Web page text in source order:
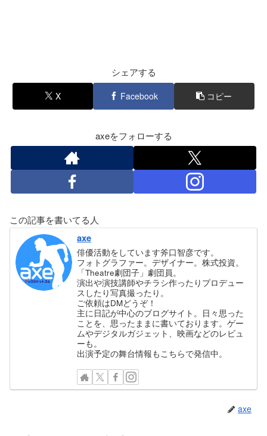
シェアする
X Facebook コピー
axeをフォローする
この記事を書いてる人
axe
俳優活動をしています斧口智彦です。
フォトグラファー。デザイナー。株式投資。
「Theatre劇団子」劇団員。
演出や演技講師やチラシ作ったりプロデュー
スしたり写真撮ったり。
ご依頼はDMどうぞ！
主に日記が中心のブログサイト。日々思った
ことを、思ったままに書いております。ゲー
ムやデジタルガジェット、映画などのレビュ
ーも。
出演予定の舞台情報もこちらで発信中。
axe